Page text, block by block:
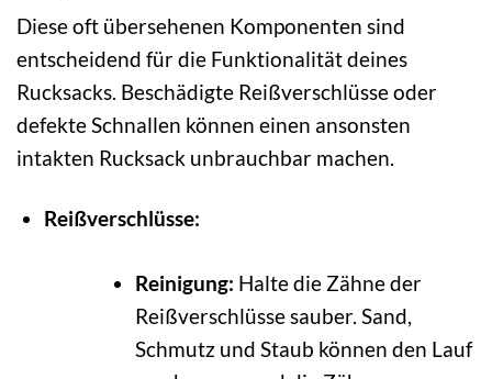
Diese oft übersehenen Komponenten sind
entscheidend für die Funktionalität deines
Rucksacks. Beschädigte Reißverschlüsse oder
defekte Schnallen können einen ansonsten
intakten Rucksack unbrauchbar machen.
Reißverschlüsse:
Reinigung: Halte die Zähne der
Reißverschlüsse sauber. Sand,
Schmutz und Staub können den Lauf